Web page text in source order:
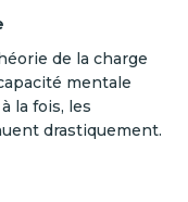
de la charge
mentale
la fois, les
drastiquement.